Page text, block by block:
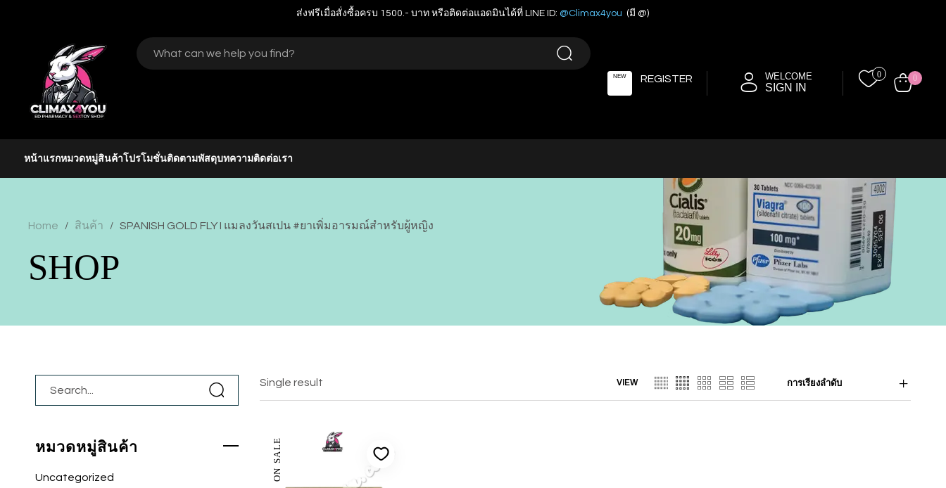
ส่งฟรีเมื่อสั่งซื้อครบ 1500.- บาท หรือติดต่อแอดมินได้ที่ LINE ID: @Climax4you (มี @)
NEW REGISTER WELCOME
SIGN IN
0 0
หน้าแรกหมวดหมู่สินค้า โปรโมชั่นติดตามพัสดุบทความติดต่อเรา
Home / สินค้า / SPANISH GOLD FLY I แมลงวันสเปน #ยาเพิ่มอารมณ์สำหรับผู้หญิง
SHOP
หมวดหมู่สินค้า
Uncategorized
Single result VIEW การเรียงลำดับ
ON SALE